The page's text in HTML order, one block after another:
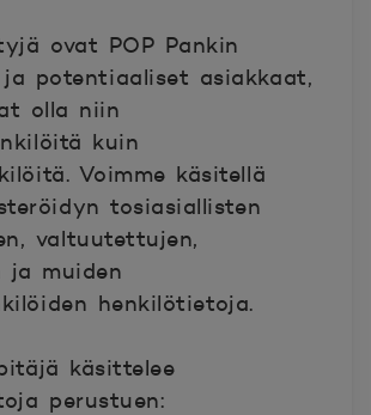
ovat POP Pankin
potentiaaliset asiakkaat,
olla niin
kuin
Voimme käsitellä
tosiasiallisten
valtuutettujen,
ja muiden
henkilötietoja.
käsittelee
perustuen: